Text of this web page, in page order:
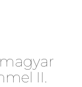
II.